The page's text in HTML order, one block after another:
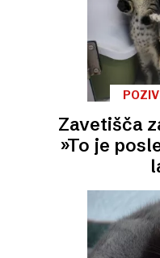
Zavetišča
»To je